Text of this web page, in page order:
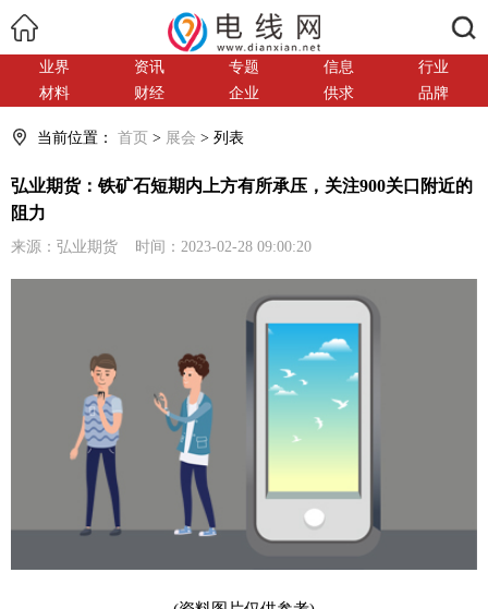
业界 资讯 专题 信息
行业
材料
财经 企业 供求 品牌
当前位置： 首页 > 展会 > 列表
弘业期货：铁矿石短期内上方有所承压，关注900关口附近的
阻力
来源：弘业期货 时间：2023-02-28 09:00:20